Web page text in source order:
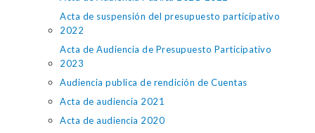
Acta de suspensión del presupuesto participativo
2022
Acta de Audiencia de Presupuesto Participativo
2023
Audiencia publica de rendición de Cuentas
Acta de audiencia 2021
Acta de audiencia 2020